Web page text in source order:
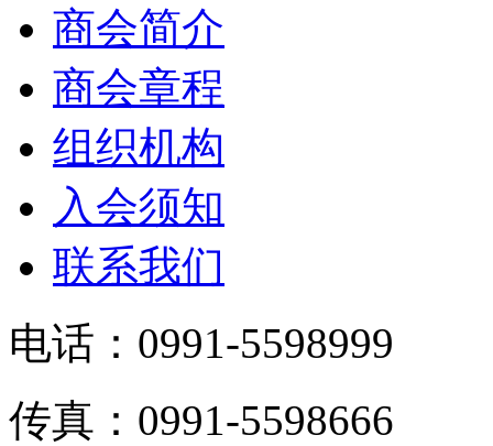
商会简介
商会章程
组织机构
入会须知
联系我们
电话：0991-5598999
传真：0991-5598666